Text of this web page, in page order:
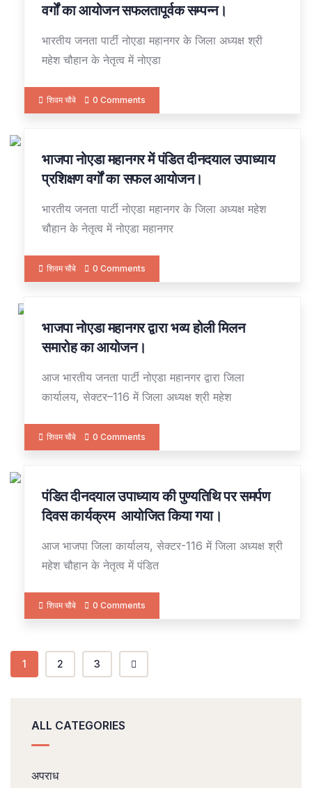
APR
वर्गों का आयोजन सफलतापूर्वक सम्पन्न।
भारतीय जनता पार्टी नोएडा महानगर के जिला अध्यक्ष श्री
महेश चौहान के नेतृत्व में नोएडा
शिवम चौबे 0 Comments
12
APR
भाजपा नोएडा महानगर में पंडित दीनदयाल उपाध्याय
प्रशिक्षण वर्गों का सफल आयोजन।
भारतीय जनता पार्टी नोएडा महानगर के जिला अध्यक्ष महेश
चौहान के नेतृत्व में नोएडा महानगर
शिवम चौबे 0 Comments
28
FEB
भाजपा नोएडा महानगर द्वारा भव्य होली मिलन
समारोह का आयोजन।
आज भारतीय जनता पार्टी नोएडा महानगर द्वारा जिला
कार्यालय, सेक्टर–116 में जिला अध्यक्ष श्री महेश
शिवम चौबे 0 Comments
11
FEB
पंडित दीनदयाल उपाध्याय की पुण्यतिथि पर समर्पण
दिवस कार्यक्रम आयोजित किया गया।
आज भाजपा जिला कार्यालय, सेक्टर-116 में जिला अध्यक्ष श्री
महेश चौहान के नेतृत्व में पंडित
शिवम चौबे 0 Comments
1 2 3
ALL CATEGORIES
अपराध